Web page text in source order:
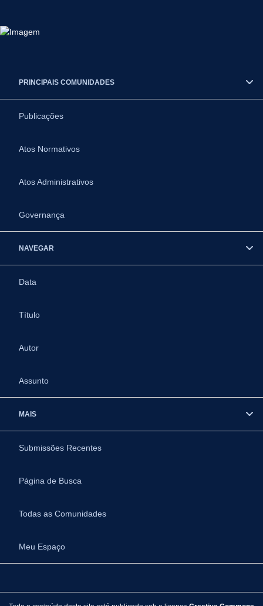
PRINCIPAIS COMUNIDADES
Publicações
Atos Normativos
Atos Administrativos
Governança
NAVEGAR
Data
Título
Autor
Assunto
MAIS
Submissões Recentes
Página de Busca
Todas as Comunidades
Meu Espaço